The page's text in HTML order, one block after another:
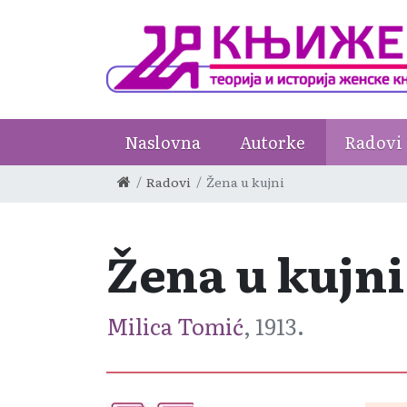
Naslovna Autorke Radovi
Radovi Žena u kujni
Žena u kujni
Milica Tomić, 1913.